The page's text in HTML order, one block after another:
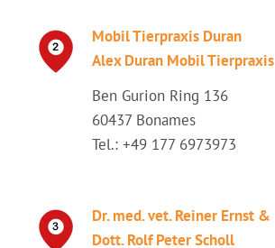
Mobil Tierpraxis Duran
Alex Duran Mobil Tierpraxis
Ben Gurion Ring 136
60437 Bonames
Tel.: +49 177 6973973
Dr. med. vet. Reiner Ernst &
Dott. Rolf Peter Scholl